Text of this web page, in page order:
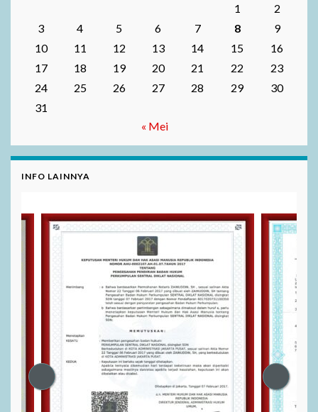
1
2
3
4 5 6 7 8
9
10
11 12 13 14 15
16
17
18 19 20 21 22
23
24
25 26 27 28 29
30
31
« Mei
INFO LAINNYA